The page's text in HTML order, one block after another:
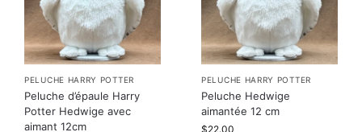
PELUCHE HARRY POTTER
Peluche d’épaule Harry
Potter Hedwige avec
aimant 12cm
PELUCHE HARRY POTTER
Peluche Hedwige
aimantée 12 cm
$22.00